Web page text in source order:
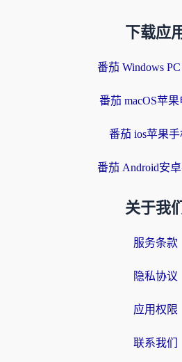
下载应
番茄 Windows
番茄 macOS苹
番茄 ios苹果
番茄 Android安
关于我们
服务条款
隐私协议
应用权限
联系我们